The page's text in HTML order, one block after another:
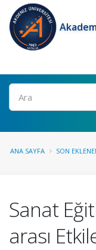
Ara
ANA SAYFA SON
Sanat
arası